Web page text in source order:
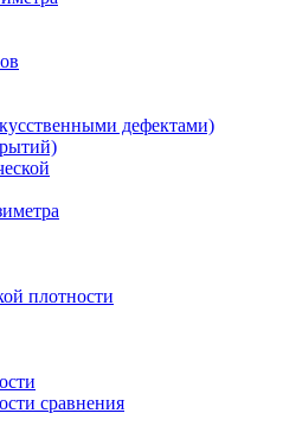
дефектами)
плотности
сравнения